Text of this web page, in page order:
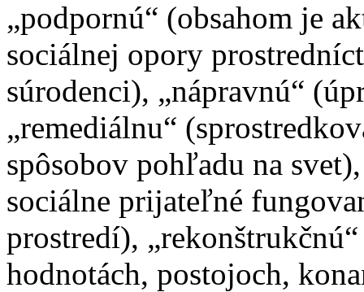
„podpornú“ (obsahom je
sociálnej opory
súrodenci), „nápravnú“
„remediálnu“
spôsobov pohľadu na
sociálne prijateľné
prostredí),
hodnotách, postojoch,